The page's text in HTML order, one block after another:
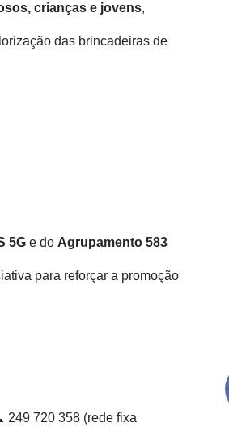
crianças e jovens,
das brincadeiras de
5G e do Agrupamento 583
para reforçar a promoção
720 358 (rede fixa